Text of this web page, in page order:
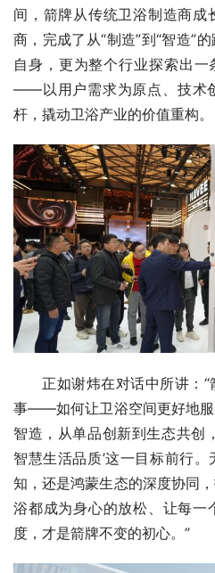
间，箭牌从传统卫浴制造商成
商，完成了从“制造”到“智造”
自身，更为整个行业探索出一
——以用户需求为原点、技术
杆，撬动卫浴产业的价值重构。
正如谢炜在对话中所讲：
事——如何让卫浴空间更好地
智造，从单品创新到生态共创
智慧生活品质’这一目标前行
知，还是鸿蒙生态的深度协同
浴都成为身心的放松、让每一
度，才是箭牌不变的初心。”